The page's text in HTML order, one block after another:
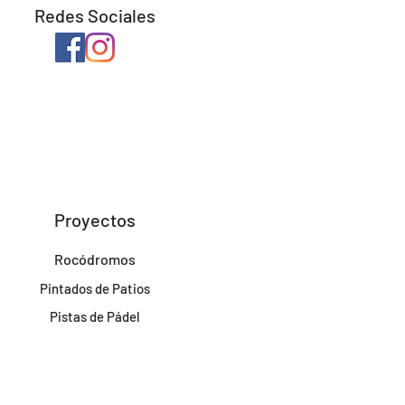
Redes Sociales
Proyectos
Rocódromos
Pintados de Patios
Pistas de Pádel